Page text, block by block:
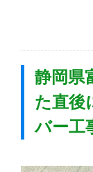
静岡県
た直後
バー